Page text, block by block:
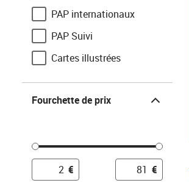
PAP internationaux
PAP Suivi
Cartes illustrées
Fourchette de prix
€ €